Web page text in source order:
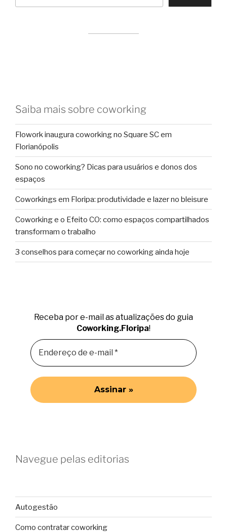
Saiba mais sobre coworking
Flowork inaugura coworking no Square SC em
Florianópolis
Sono no coworking? Dicas para usuários e donos dos
espaços
Coworkings em Floripa: produtividade e lazer no bleisure
Coworking e o Efeito CO: como espaços compartilhados
transformam o trabalho
3 conselhos para começar no coworking ainda hoje
Receba por e-mail as atualizações do guia
Coworking.Floripa!
Navegue pelas editorias
Autogestão
Como contratar coworking